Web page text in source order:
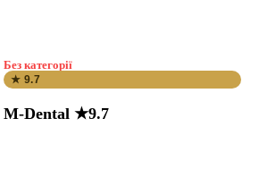
Без категорії
★ 9.7
M-Dental ★9.7